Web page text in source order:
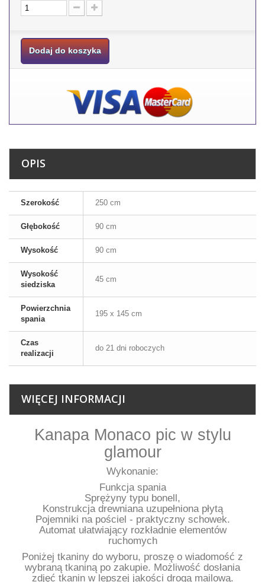
Dodaj do koszyka
OPIS
Szerokość 250 cm
Głębokość 90 cm
Wysokość 90 cm
Wysokość
siedziska
45 cm
Powierzchnia
spania
195 x 145 cm
Czas
realizacji
do 21 dni roboczych
WIĘCEJ INFORMACJI
Kanapa Monaco pic w stylu
glamour
Wykonanie:
Funkcja spania
Sprężyny typu bonell,
Konstrukcja drewniana uzupełniona płytą
Pojemniki na pościel - praktyczny schowek.
Automat ułatwiający rozkładnie elementów
ruchomych
Poniżej tkaniny do wyboru, proszę o wiadomość z
wybraną tkaniną po zakupie. Możliwość dosłania
zdjęć tkanin w lepszej jakości drogą mailową.